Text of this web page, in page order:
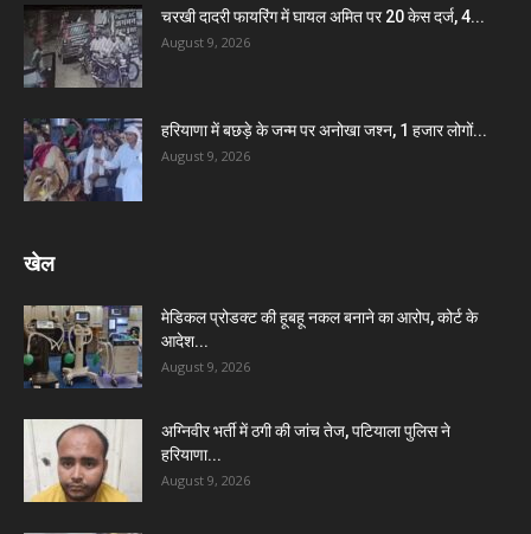
चरखी दादरी फायरिंग में घायल अमित पर 20 केस दर्ज, 4...
August 9, 2026
हरियाणा में बछड़े के जन्म पर अनोखा जश्न, 1 हजार लोगों...
August 9, 2026
खेल
मेडिकल प्रोडक्ट की हूबहू नकल बनाने का आरोप, कोर्ट के
आदेश...
August 9, 2026
अग्निवीर भर्ती में ठगी की जांच तेज, पटियाला पुलिस ने
हरियाणा...
August 9, 2026